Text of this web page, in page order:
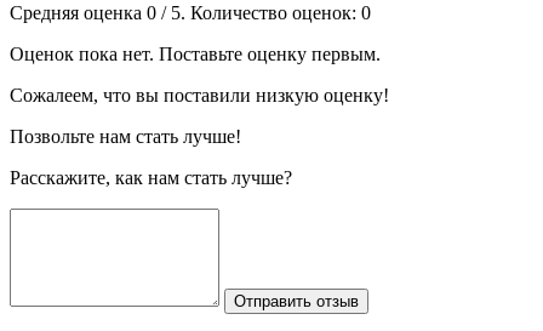
Средняя оценка 0 / 5. Количество оценок: 0
Оценок пока нет. Поставьте оценку первым.
Сожалеем, что вы поставили низкую оценку!
Позвольте нам стать лучше!
Расскажите, как нам стать лучше?
Отправить отзыв